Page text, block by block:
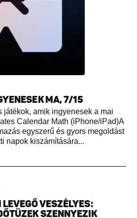
MA, 7/15
játékok, amik ingyenesek a mai
Calendar Math (iPhone/iPad)A
egyszerű és gyors megoldást
napok kiszámítására...
VESZÉLYES:
SZENNYEZIK